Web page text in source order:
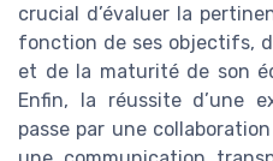
crucial d’évaluer la
fonction de ses objectifs,
et de la maturité de son
Enfin, la réussite d’une
passe par une